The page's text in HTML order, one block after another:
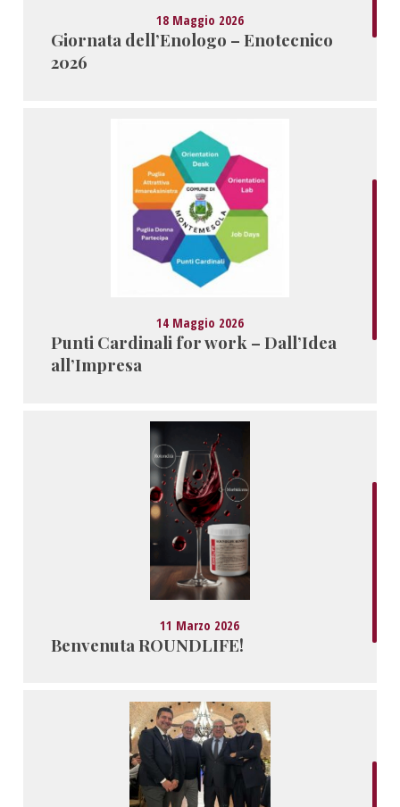
18 Maggio 2026
Giornata dell’Enologo – Enotecnico
2026
14 Maggio 2026
Punti Cardinali for work – Dall’Idea
all’Impresa
11 Marzo 2026
Benvenuta ROUNDLIFE!